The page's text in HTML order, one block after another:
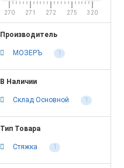
270 271 272 275 320
Производитель
МОЗЕРЪ 1
В Наличии
Склад Основной 1
Тип Товара
Стяжка 1